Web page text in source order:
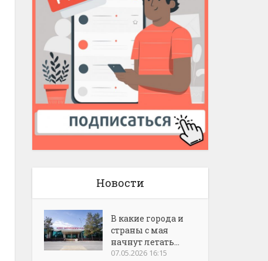
Новости
В какие города и
страны с мая
начнут летать...
07.05.2026 16:15